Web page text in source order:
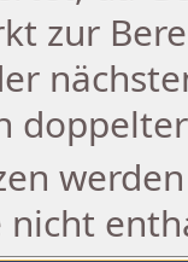
zur
nicht